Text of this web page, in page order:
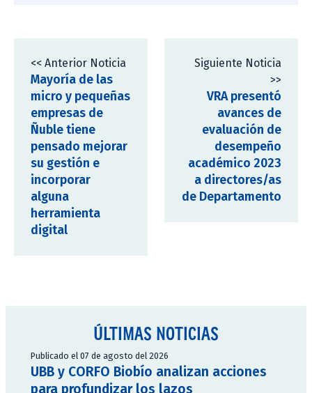
<< Anterior Noticia
Mayoría de las
micro y pequeñas
empresas de
Ñuble tiene
pensado mejorar
su gestión e
incorporar
alguna
herramienta
digital
Siguiente Noticia
>>
VRA presentó
avances de
evaluación de
desempeño
académico 2023
a directores/as
de Departamento
ÚLTIMAS NOTICIAS
Publicado el 07 de agosto del 2026
UBB y CORFO Biobío analizan acciones
para profundizar los lazos